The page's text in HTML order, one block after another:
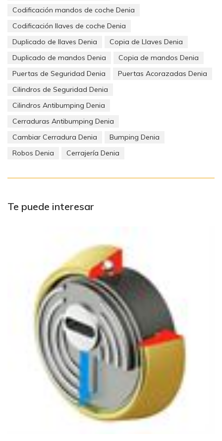
Codificación mandos de coche Denia
Codificación llaves de coche Denia
Duplicado de llaves Denia
Copia de Llaves Denia
Duplicado de mandos Denia
Copia de mandos Denia
Puertas de Seguridad Denia
Puertas Acorazadas Denia
Cilindros de Seguridad Denia
Cilindros Antibumping Denia
Cerraduras Antibumping Denia
Cambiar Cerradura Denia
Bumping Denia
Robos Denia
Cerrajería Denia
Te puede interesar